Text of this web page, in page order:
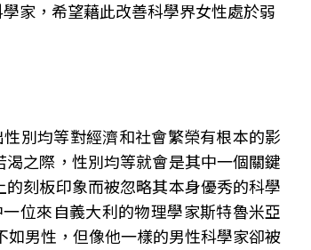
家，希望藉此改善科學界女性處於弱
性別均等對經濟和社會繁榮有根本的影
之際，性別均等就會是其中一個關鍵
刻板印象而被忽略其本身優秀的科學
位來自義大利的物理學家斯特魯米亞
男性，但像他一樣的男性科學家卻被